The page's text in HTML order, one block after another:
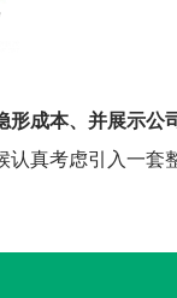
形成本、并展示公
认真考虑引入一套